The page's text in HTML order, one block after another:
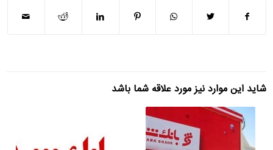
شاید این موارد نیز مورد علاقه شما باشد